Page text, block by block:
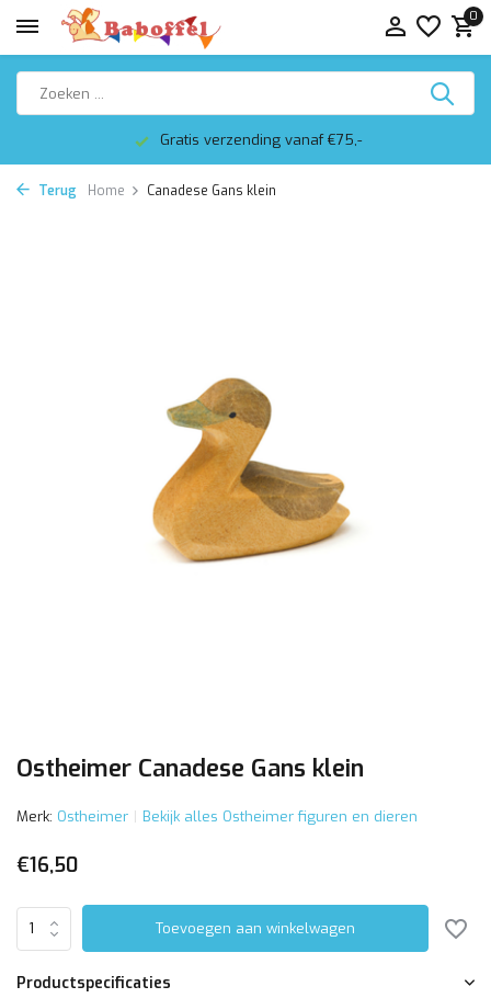
0
Gratis verzending vanaf €75,-
Terug Home Canadese Gans klein
Ostheimer Canadese Gans klein
Merk: Ostheimer Bekijk alles Ostheimer figuren en dieren
€16,50
Toevoegen aan winkelwagen
Productspecificaties